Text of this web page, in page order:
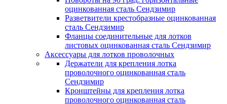
оцинкованная сталь Сендзимир
Разветвители крестобразные оцинкованная
сталь Сендзимир
Фланцы соединительные для лотков
листовых оцинкованная сталь Сендзимир
Аксессуары для лотков проволочных
Держатели для крепления лотка
проволочного оцинкованная сталь
Сендзимир
Кронштейны для крепления лотка
проволочного оцинкованная сталь